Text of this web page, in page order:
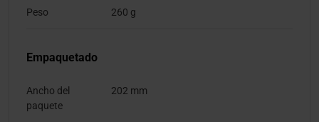
Peso 260 g
Empaquetado
Ancho del
paquete
202 mm